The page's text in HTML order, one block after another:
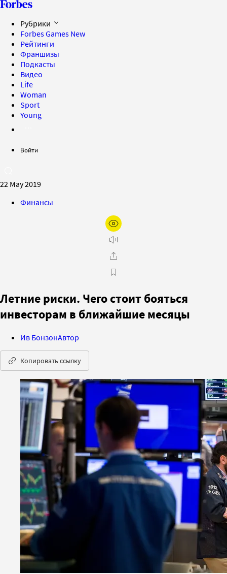
Рубрики
Forbes Games New
Рейтинги
Франшизы
Подкасты
Видео
Life
Woman
Sport
Young
Войти
22 May 2019
Финансы
Летние риски. Чего стоит бояться
инвесторам в ближайшие месяцы
Ив БонзонАвтор
Копировать ссылку